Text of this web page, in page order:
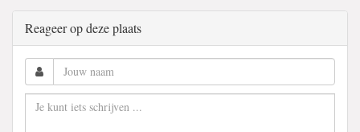
Reageer op deze plaats